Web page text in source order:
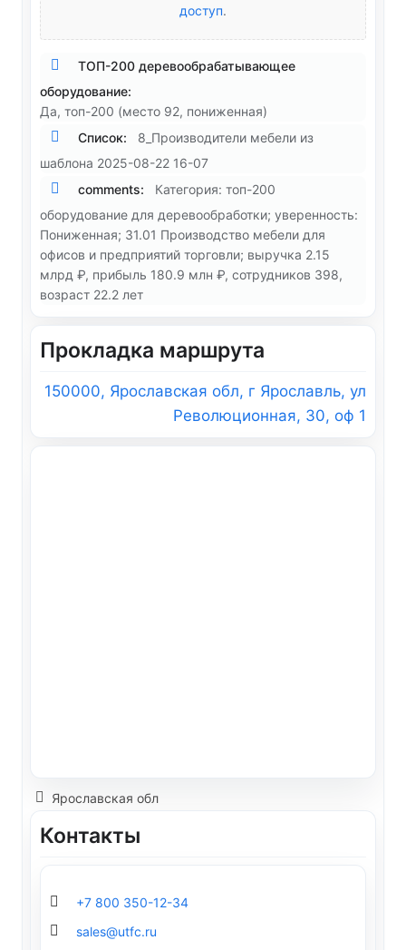
доступ.
ТОП-200 деревообрабатывающее
оборудование:
Да, топ-200 (место 92, пониженная)
Список:
8_Производители мебели из
шаблона 2025-08-22 16-07
comments:
Категория: топ-200
оборудование для деревообработки; уверенность:
Пониженная; 31.01 Производство мебели для
офисов и предприятий торговли; выручка 2.15
млрд ₽, прибыль 180.9 млн ₽, сотрудников 398,
возраст 22.2 лет
Прокладка маршрута
150000, Ярославская обл, г Ярославль, ул
Революционная, 30, оф 1
Ярославская обл
Контакты
+7 800 350-12-34
sales@utfc.ru